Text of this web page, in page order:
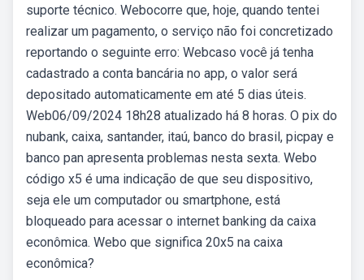
suporte técnico. Webocorre que, hoje, quando tentei
realizar um pagamento, o serviço não foi concretizado
reportando o seguinte erro: Webcaso você já tenha
cadastrado a conta bancária no app, o valor será
depositado automaticamente em até 5 dias úteis.
Web06/09/2024 18h28 atualizado há 8 horas. O pix do
nubank, caixa, santander, itaú, banco do brasil, picpay e
banco pan apresenta problemas nesta sexta. Webo
código x5 é uma indicação de que seu dispositivo,
seja ele um computador ou smartphone, está
bloqueado para acessar o internet banking da caixa
econômica. Webo que significa 20x5 na caixa
econômica?